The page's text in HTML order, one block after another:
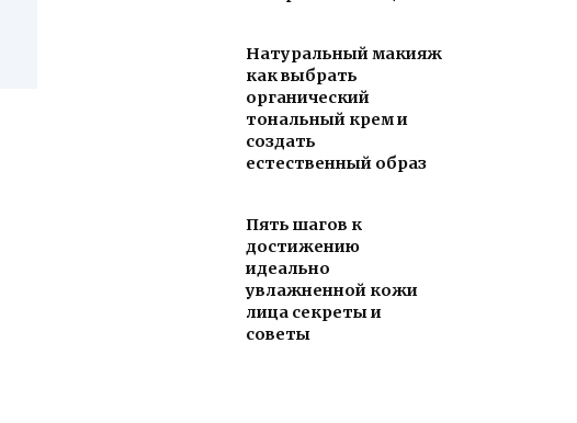
Натуральный макияж
как выбрать
органический
тональный крем и
создать
естественный образ
Пять шагов к
достижению
идеально
увлажненной кожи
лица секреты и
советы